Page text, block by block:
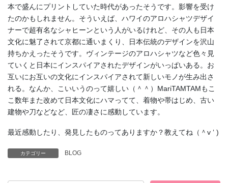
本で盛んにプリントしていた時代があったそうです。影響を受け
たのかもしれません。そういえば、ハワイのアロハシャツデザイ
ナーで超有名なシャヒーンという人がいるけれど、その人も日本
文化に魅了されて京都に通いまくり、日本伝統のデザインを沢山
持ちかえったそうです。ヴィンテージのアロハシャツなど色々見
ていくと日本にインスパイアされたデザインがいっぱいある。お
互いにお互いの文化にインスパイアされて新しいモノが生み出さ
れる。なんか、こいいうのって嬉しい（＾＾）MariTAMTAMもこ
こ数年また改めて日本文化にハマってて、着物や帯はじめ、古い
建物や刀などなど、匠の凄さに感動しています。
最近感動したり、発見したものってありますか？教えてね（＾v ‘ )
カテゴリー BLOG